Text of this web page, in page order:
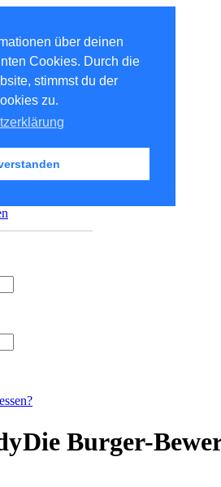
über deinen
Cookies. Durch die
stimmst du der
zu.
Die Burger-